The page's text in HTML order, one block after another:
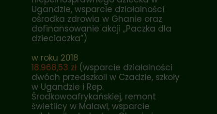
Ugandzie, wsparcie działalności
ośrodka zdrowia w Ghanie oraz
dofinansowanie akcji „Paczka dla
dzieciaczka”)
w roku 2018
18.968,53 zł (wsparcie działalności
dwóch przedszkoli w Czadzie, szkoły
w Ugandzie i Rep.
Środkowoafrykańskiej, remont
świetlicy w Malawi, wsparcie